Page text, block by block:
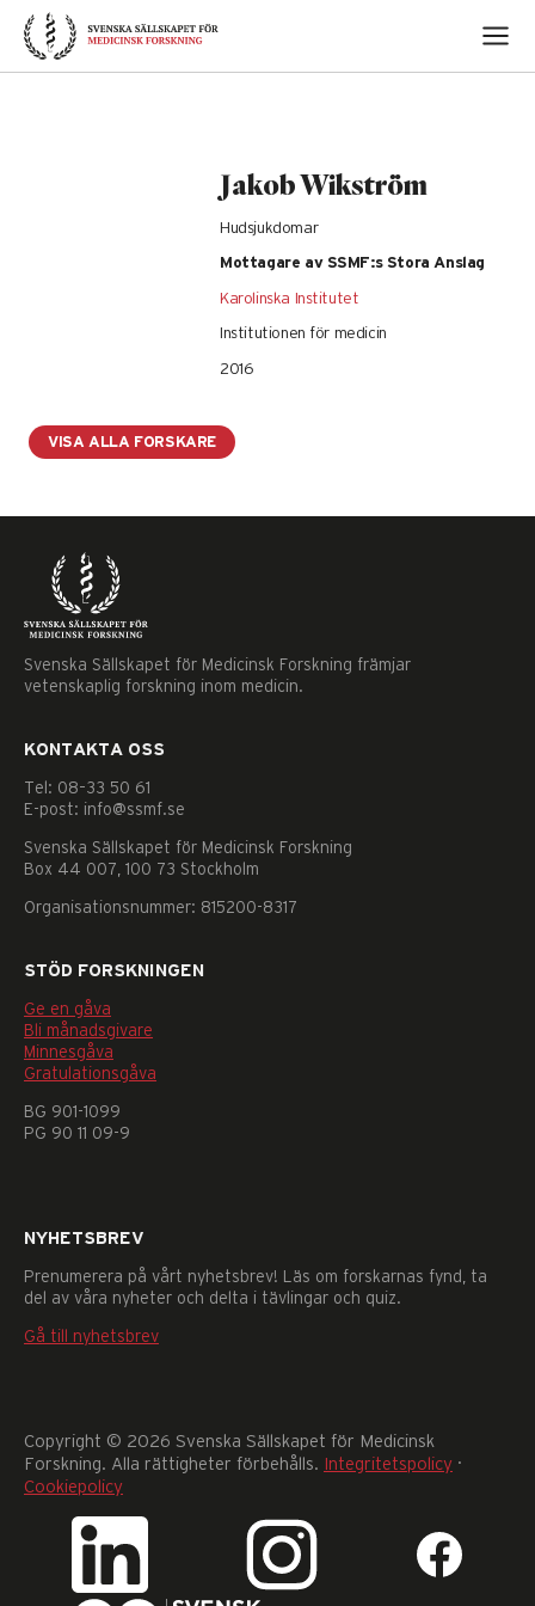
Skip
content
Jakob Wikström
Hudsjukdomar
Mottagare av SSMF:s Stora Anslag
Karolinska Institutet
Institutionen för medicin
2016
VISA ALLA FORSKARE
Svenska Sällskapet för Medicinsk Forskning främjar
vetenskaplig forskning inom medicin.
KONTAKTA OSS
Tel: 08–33 50 61
E-post: info@ssmf.se
Svenska Sällskapet för Medicinsk Forskning
Box 44 007, 100 73 Stockholm
Organisationsnummer: 815200-8317
STÖD FORSKNINGEN
Ge en gåva
Bli månadsgivare
Minnesgåva
Gratulationsgåva
BG 901-1099
PG 90 11 09-9
NYHETSBREV
Prenumerera på vårt nyhetsbrev! Läs om forskarnas fynd, ta
del av våra nyheter och delta i tävlingar och quiz.
Gå till nyhetsbrev
Copyright © 2026 Svenska Sällskapet för Medicinsk
Forskning. Alla rättigheter förbehålls. Integritetspolicy ·
Cookiepolicy
Nödvändiga
Dessa
kakor
inte
att
behövs
att
hemsidan
över
Statistik
För
att
förbättra